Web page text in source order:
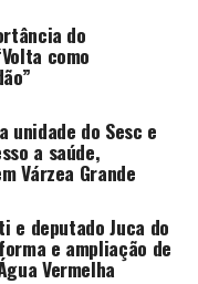
do
como
unidade do Sesc e
a saúde,
Várzea Grande
e deputado Juca do
e ampliação de
Vermelha